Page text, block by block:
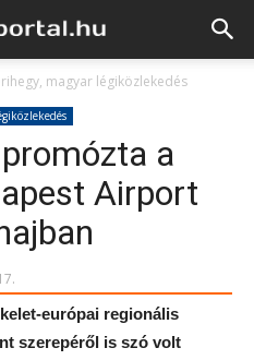
magyar légiközlekedés
a
Airport
európai regionális
szerepéről is szó volt